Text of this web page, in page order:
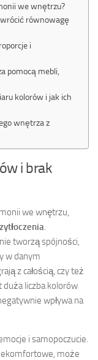
we wnętrzu?
równowagę
i
pomocą mebli,
kolorów i jak ich
wnętrza z
i brak
we wnętrzu,
tworzą spójności,
w danym
z całością, czy też
duża liczba kolorów
wpływa na
i samopoczucie.
może